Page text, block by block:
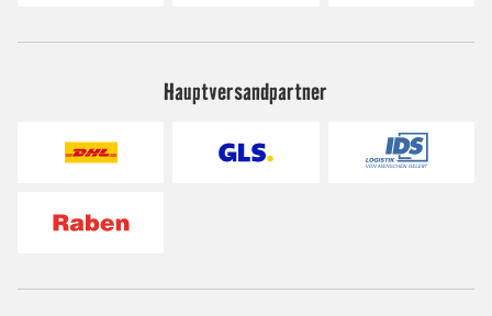
Hauptversandpartner